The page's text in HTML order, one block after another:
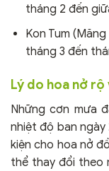
tháng 2 đến
Kon Tum
tháng 3 đến
Lý do hoa nở
Những cơn mưa
nhiệt độ ban ngày
kiện cho hoa nở
thể thay đổi theo